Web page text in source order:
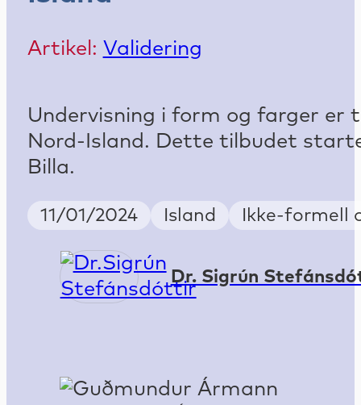
Artikel: Validering
Undervisning i form og farger er
Nord-Island. Dette tilbudet
Billa.
Publish Date
11/01/2024 Country
Island Keywords
Ikke-formell
Dr. Sigrún